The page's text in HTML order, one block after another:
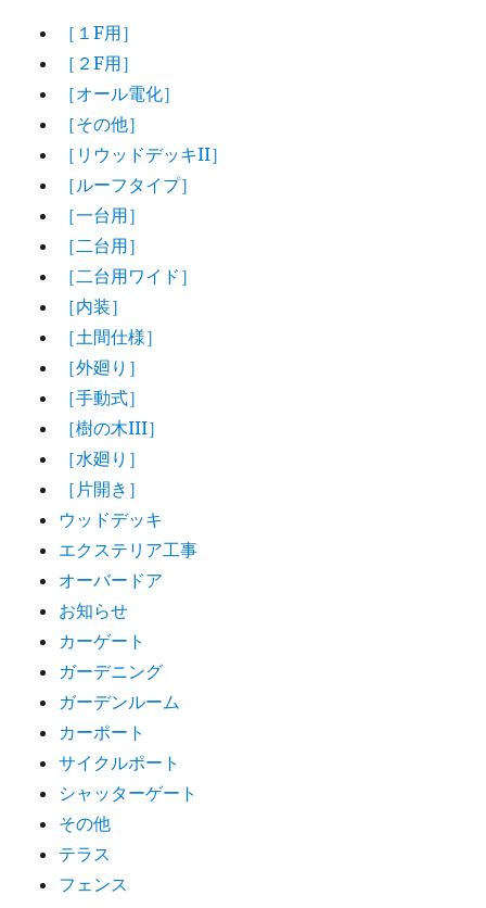
［１F用］
［２F用］
［オール電化］
［その他］
［リウッドデッキII］
［ルーフタイプ］
［一台用］
［二台用］
［二台用ワイド］
［内装］
［土間仕様］
［外廻り］
［手動式］
［樹の木III］
［水廻り］
［片開き］
ウッドデッキ
エクステリア工事
オーバードア
お知らせ
カーゲート
ガーデニング
ガーデンルーム
カーポート
サイクルポート
シャッターゲート
その他
テラス
フェンス